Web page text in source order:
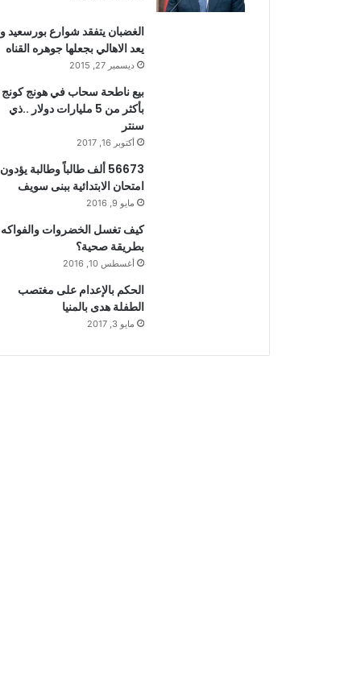
الغضبان يتفقد شوارع بورسعيد و
يعد الاهالي بجعلها جوهره القناه
ديسمبر 27, 2015
بيع ناطحة سحاب في هونج كونج
بأكثر من 5 مليارات دولار ..ذي
سنتر
أكتوبر 16, 2017
56673 ألف طالباً وطالبة يؤدون
امتحان الابتدائية ببنى سويف
مايو 9, 2016
كيف تغسل الخضروات والفواكه
بطريقة صحية؟
أغسطس 10, 2016
الحكم بالإعدام على مغتصب
الطفلة هدى بالمنيا
مايو 3, 2017